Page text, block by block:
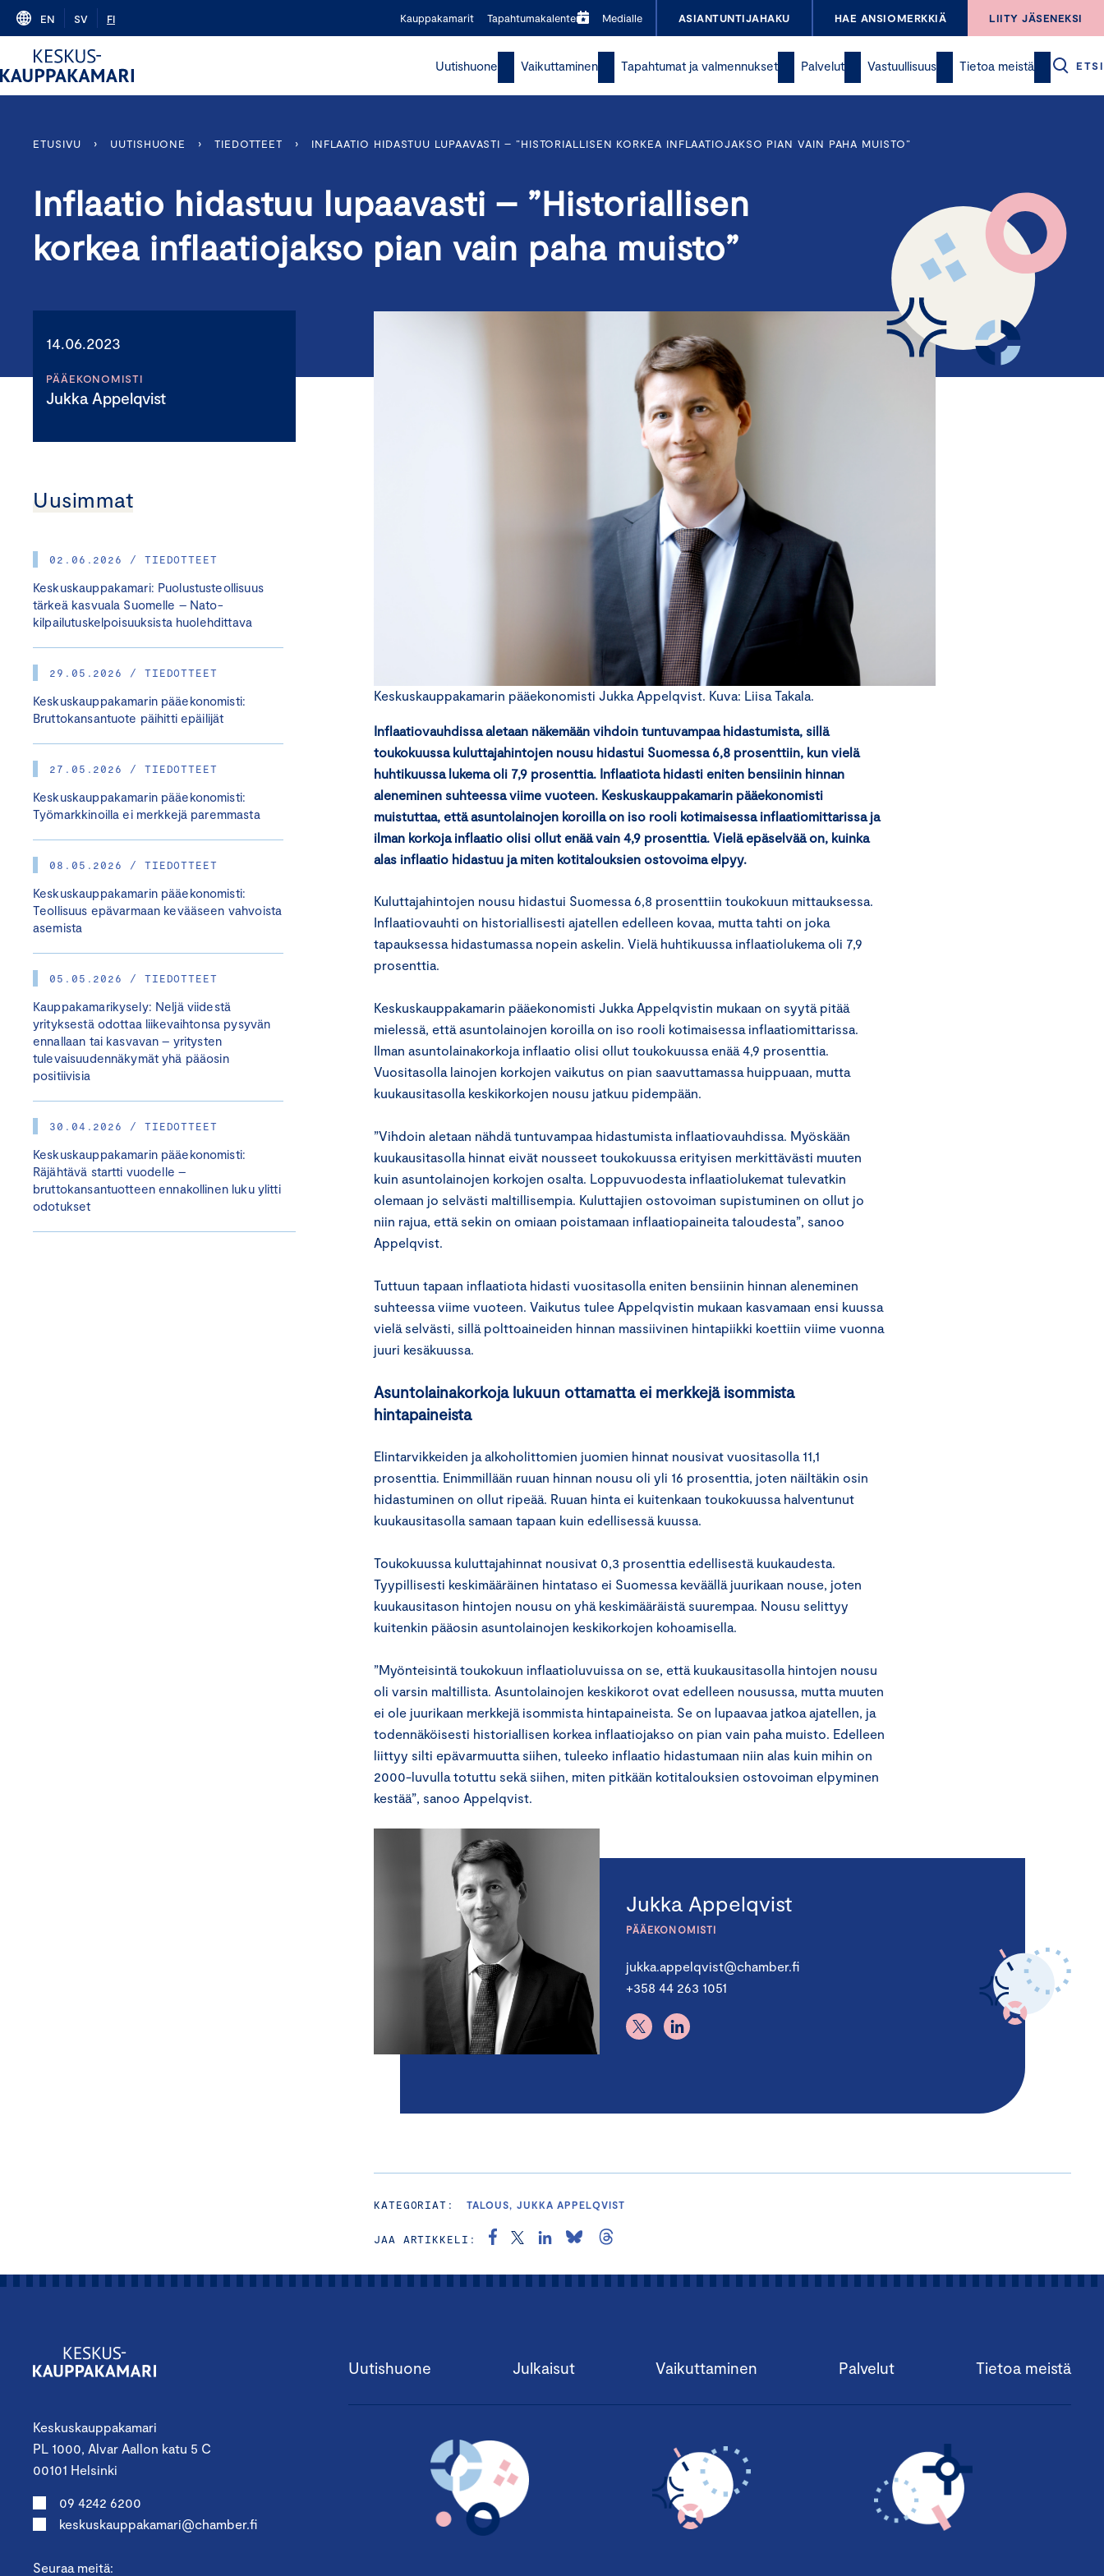
Skip
content
EN SV FI Kauppakamarit Tapahtumakalenteri Medialle ASIANTUNTIJAHAKU HAE ANSIOMERKKIÄ LIITY JÄSENEKSI
Uutishuone Vaikuttaminen Tapahtumat ja valmennukset Palvelut Vastuullisuus Tietoa meistä ETSI
ETUSIVU › UUTISHUONE › TIEDOTTEET › INFLAATIO HIDASTUU LUPAAVASTI – ”HISTORIALLISEN KORKEA INFLAATIOJAKSO PIAN VAIN PAHA MUISTO”
Inflaatio hidastuu lupaavasti – ”Historiallisen
korkea inflaatiojakso pian vain paha muisto”
14.06.2023
PÄÄEKONOMISTI
Jukka Appelqvist
Uusimmat
02.06.2026 / TIEDOTTEET
Keskuskauppakamari: Puolustusteollisuus
tärkeä kasvuala Suomelle – Nato-
kilpailutuskelpoisuuksista huolehdittava
29.05.2026 / TIEDOTTEET
Keskuskauppakamarin pääekonomisti:
Bruttokansantuote päihitti epäilijät
27.05.2026 / TIEDOTTEET
Keskuskauppakamarin pääekonomisti:
Työmarkkinoilla ei merkkejä paremmasta
08.05.2026 / TIEDOTTEET
Keskuskauppakamarin pääekonomisti:
Teollisuus epävarmaan kevääseen vahvoista
asemista
05.05.2026 / TIEDOTTEET
Kauppakamarikysely: Neljä viidestä
yrityksestä odottaa liikevaihtonsa pysyvän
ennallaan tai kasvavan – yritysten
tulevaisuudennäkymät yhä pääosin
positiivisia
30.04.2026 / TIEDOTTEET
Keskuskauppakamarin pääekonomisti:
Räjähtävä startti vuodelle –
bruttokansantuotteen ennakollinen luku ylitti
odotukset
Keskuskauppakamarin pääekonomisti Jukka Appelqvist. Kuva: Liisa Takala.
Inflaatiovauhdissa aletaan näkemään vihdoin tuntuvampaa hidastumista, sillä
toukokuussa kuluttajahintojen nousu hidastui Suomessa 6,8 prosenttiin, kun vielä
huhtikuussa lukema oli 7,9 prosenttia. Inflaatiota hidasti eniten bensiinin hinnan
aleneminen suhteessa viime vuoteen. Keskuskauppakamarin pääekonomisti
muistuttaa, että asuntolainojen koroilla on iso rooli kotimaisessa inflaatiomittarissa ja
ilman korkoja inflaatio olisi ollut enää vain 4,9 prosenttia. Vielä epäselvää on, kuinka
alas inflaatio hidastuu ja miten kotitalouksien ostovoima elpyy.
Kuluttajahintojen nousu hidastui Suomessa 6,8 prosenttiin toukokuun mittauksessa.
Inflaatiovauhti on historiallisesti ajatellen edelleen kovaa, mutta tahti on joka
tapauksessa hidastumassa nopein askelin. Vielä huhtikuussa inflaatiolukema oli 7,9
prosenttia.
Keskuskauppakamarin pääekonomisti Jukka Appelqvistin mukaan on syytä pitää
mielessä, että asuntolainojen koroilla on iso rooli kotimaisessa inflaatiomittarissa.
Ilman asuntolainakorkoja inflaatio olisi ollut toukokuussa enää 4,9 prosenttia.
Vuositasolla lainojen korkojen vaikutus on pian saavuttamassa huippuaan, mutta
kuukausitasolla keskikorkojen nousu jatkuu pidempään.
”Vihdoin aletaan nähdä tuntuvampaa hidastumista inflaatiovauhdissa. Myöskään
kuukausitasolla hinnat eivät nousseet toukokuussa erityisen merkittävästi muuten
kuin asuntolainojen korkojen osalta. Loppuvuodesta inflaatiolukemat tulevatkin
olemaan jo selvästi maltillisempia. Kuluttajien ostovoiman supistuminen on ollut jo
niin rajua, että sekin on omiaan poistamaan inflaatiopaineita taloudesta”, sanoo
Appelqvist.
Tuttuun tapaan inflaatiota hidasti vuositasolla eniten bensiinin hinnan aleneminen
suhteessa viime vuoteen. Vaikutus tulee Appelqvistin mukaan kasvamaan ensi kuussa
vielä selvästi, sillä polttoaineiden hinnan massiivinen hintapiikki koettiin viime vuonna
juuri kesäkuussa.
Asuntolainakorkoja lukuun ottamatta ei merkkejä isommista
hintapaineista
Elintarvikkeiden ja alkoholittomien juomien hinnat nousivat vuositasolla 11,1
prosenttia. Enimmillään ruuan hinnan nousu oli yli 16 prosenttia, joten näiltäkin osin
hidastuminen on ollut ripeää. Ruuan hinta ei kuitenkaan toukokuussa halventunut
kuukausitasolla samaan tapaan kuin edellisessä kuussa.
Toukokuussa kuluttajahinnat nousivat 0,3 prosenttia edellisestä kuukaudesta.
Tyypillisesti keskimääräinen hintataso ei Suomessa keväällä juurikaan nouse, joten
kuukausitason hintojen nousu on yhä keskimääräistä suurempaa. Nousu selittyy
kuitenkin pääosin asuntolainojen keskikorkojen kohoamisella.
”Myönteisintä toukokuun inflaatioluvuissa on se, että kuukausitasolla hintojen nousu
oli varsin maltillista. Asuntolainojen keskikorot ovat edelleen nousussa, mutta muuten
ei ole juurikaan merkkejä isommista hintapaineista. Se on lupaavaa jatkoa ajatellen, ja
todennäköisesti historiallisen korkea inflaatiojakso on pian vain paha muisto. Edelleen
liittyy silti epävarmuutta siihen, tuleeko inflaatio hidastumaan niin alas kuin mihin on
2000-luvulla totuttu sekä siihen, miten pitkään kotitalouksien ostovoiman elpyminen
kestää”, sanoo Appelqvist.
Jukka Appelqvist
PÄÄEKONOMISTI
jukka.appelqvist@chamber.fi
+358 44 263 1051
KATEGORIAT: TALOUS, JUKKA APPELQVIST
JAA ARTIKKELI:
Keskuskauppakamari
PL 1000, Alvar Aallon katu 5 C
00101 Helsinki
09 4242 6200
keskuskauppakamari@chamber.fi
Seuraa meitä:
Uutishuone Julkaisut Vaikuttaminen Palvelut Tietoa meistä